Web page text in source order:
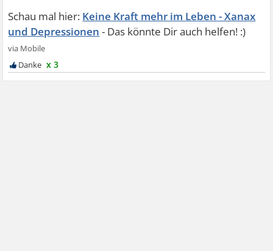
Keine Kraft mehr im Leben - Xanax
und Depressionen
x 3